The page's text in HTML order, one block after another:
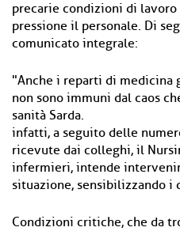
precarie condizioni di
pressione il personale. Di
comunicato integrale:
"Anche i reparti di medicina
non sono immuni dal caos
sanità Sarda.
infatti, a seguito delle
ricevute dai colleghi, il
infermieri, intende
situazione, sensibilizzando
Condizioni critiche, che da